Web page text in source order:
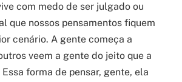
com medo de ser julgado ou
que nossos pensamentos fiquem
cenário. A gente começa a
veem a gente do jeito que a
forma de pensar, gente, ela